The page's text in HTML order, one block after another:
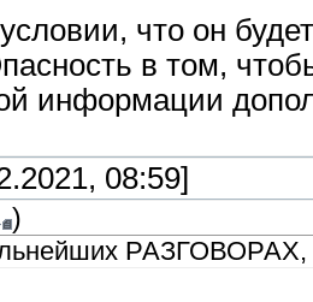
что он
в том,
информации
08:59]
)